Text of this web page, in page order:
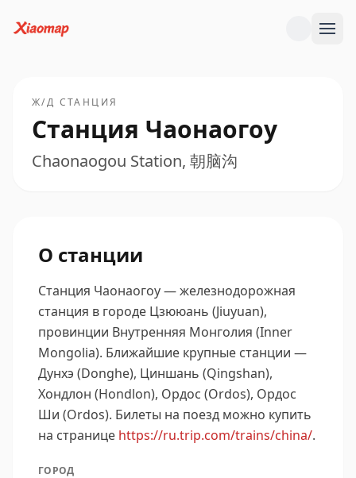
Ж/Д СТАНЦИЯ
Станция Чаонаогоу
Chaonaogou Station, 朝脑沟
О станции
Станция Чаонаогоу — железнодорожная
станция в городе Цзююань (Jiuyuan),
провинции Внутренняя Монголия (Inner
Mongolia). Ближайшие крупные станции —
Дунхэ (Donghe), Циншань (Qingshan),
Хондлон (Hondlon), Ордос (Ordos), Ордос
Ши (Ordos). Билеты на поезд можно купить
на странице https://ru.trip.com/trains/china/.
ГОРОД